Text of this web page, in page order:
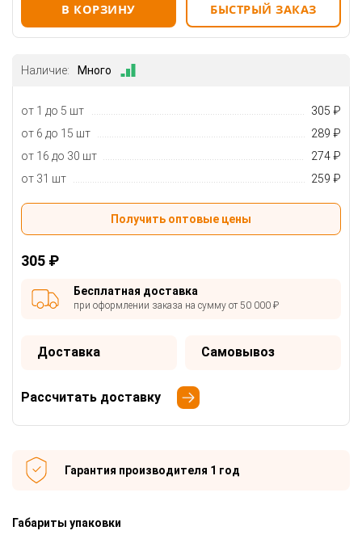
В КОРЗИНУ БЫСТРЫЙ ЗАКАЗ
Наличие: Много
от 1 до 5 шт
305 ₽
от 6 до 15 шт
289 ₽
от 16 до 30 шт
274 ₽
от 31 шт
259 ₽
Получить оптовые цены
305 ₽
Бесплатная доставка
при оформлении заказа на сумму от 50 000 ₽
Доставка Самовывоз
Рассчитать доставку
Гарантия производителя 1 год
Габариты упаковки